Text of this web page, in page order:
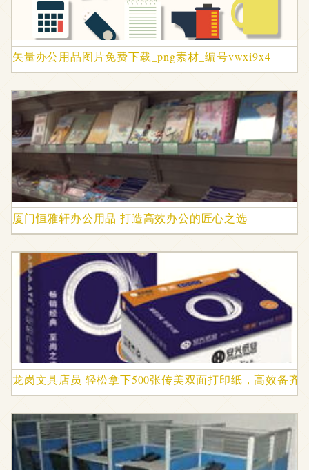
矢量办公用品图片免费下载_png素材_编号vwxi9x4
厦门恒雅轩办公用品 打造高效办公的匠心之选
龙岗文具店员 轻松拿下500张传美双面打印纸，高效备齐